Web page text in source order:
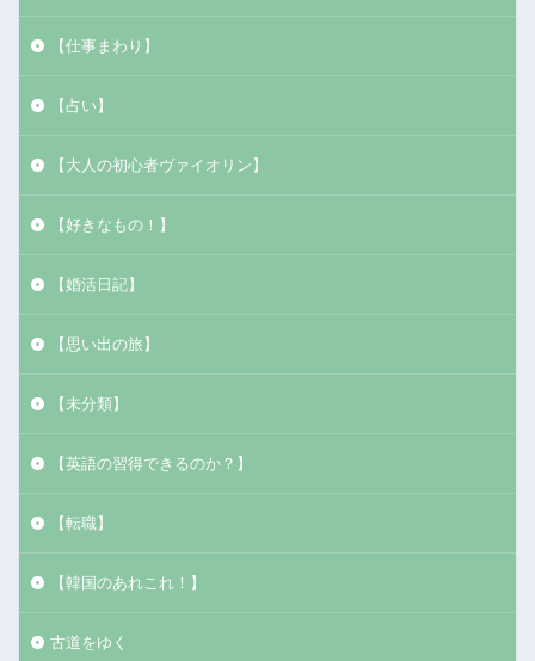
【仕事まわり】
【占い】
【大人の初心者ヴァイオリン】
【好きなもの！】
【婚活日記】
【思い出の旅】
【未分類】
【英語の習得できるのか？】
【転職】
【韓国のあれこれ！】
古道をゆく